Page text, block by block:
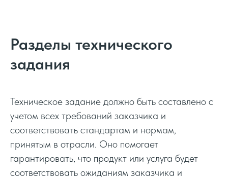
Разделы технического
задания
Техническое задание должно быть составлено с
учетом всех требований заказчика и
соответствовать стандартам и нормам,
принятым в отрасли. Оно помогает
гарантировать, что продукт или услуга будет
соответствовать ожиданиям заказчика и